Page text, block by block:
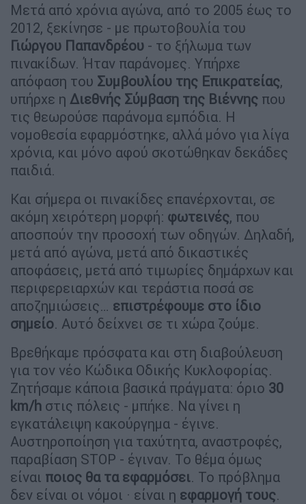
Μετά από χρόνια αγώνα, από το 2005 έως το
2012, ξεκίνησε - με πρωτοβουλία του
Γιώργου Παπανδρέου - το ξήλωμα των
πινακίδων. Ήταν παράνομες. Υπήρχε
απόφαση του Συμβουλίου της Επικρατείας,
υπήρχε η Διεθνής Σύμβαση της Βιέννης που
τις θεωρούσε παράνομα εμπόδια. Η
νομοθεσία εφαρμόστηκε, αλλά μόνο για λίγα
χρόνια, και μόνο αφού σκοτώθηκαν δεκάδες
παιδιά.
Και σήμερα οι πινακίδες επανέρχονται, σε
ακόμη χειρότερη μορφή: φωτεινές, που
αποσπούν την προσοχή των οδηγών. Δηλαδή,
μετά από αγώνα, μετά από δικαστικές
αποφάσεις, μετά από τιμωρίες δημάρχων και
περιφερειαρχών και τεράστια ποσά σε
αποζημιώσεις… επιστρέφουμε στο ίδιο
σημείο. Αυτό δείχνει σε τι χώρα ζούμε.
Βρεθήκαμε πρόσφατα και στη διαβούλευση
για τον νέο Κώδικα Οδικής Κυκλοφορίας.
Ζητήσαμε κάποια βασικά πράγματα: όριο 30
km/h στις πόλεις - μπήκε. Να γίνει η
εγκατάλειψη κακούργημα - έγινε.
Αυστηροποίηση για ταχύτητα, αναστροφές,
παραβίαση STOP - έγιναν. Το θέμα όμως
είναι ποιος θα τα εφαρμόσει. Το πρόβλημα
δεν είναι οι νόμοι · είναι η εφαρμογή τους.